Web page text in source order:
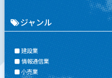
ジャンル
建設業
情報通信業
小売業